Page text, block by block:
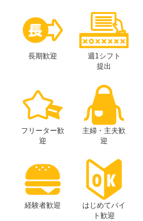
長期歓迎
週1シフト
提出
フリーター歓
迎
主婦・主夫歓
迎
経験者歓迎
はじめてバイ
ト歓迎